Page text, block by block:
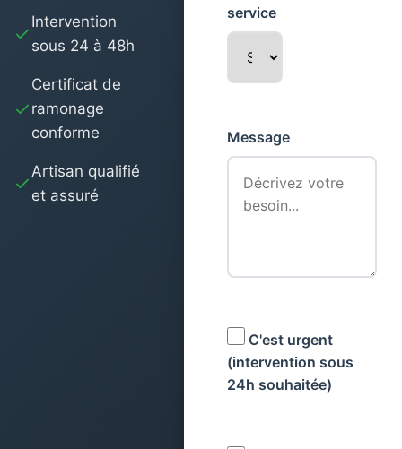
Intervention
sous 24 à 48h
Certificat de
ramonage
conforme
Artisan qualifié
et assuré
service
Message
C'est urgent
(intervention sous
24h souhaitée)